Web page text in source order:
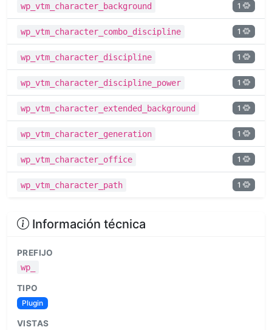
wp_vtm_character_background 1
wp_vtm_character_combo_discipline 1
wp_vtm_character_discipline 1
wp_vtm_character_discipline_power 1
wp_vtm_character_extended_background 1
wp_vtm_character_generation 1
wp_vtm_character_office 1
wp_vtm_character_path 1
Información técnica
PREFIJO
wp_
TIPO
Plugin
VISTAS